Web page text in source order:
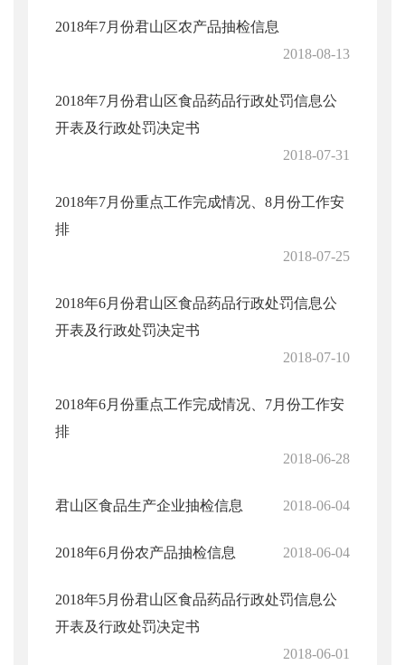
2018年7月份君山区农产品抽检信息
2018-08-13
2018年7月份君山区食品药品行政处罚信息公
开表及行政处罚决定书
2018-07-31
2018年7月份重点工作完成情况、8月份工作安
排
2018-07-25
2018年6月份君山区食品药品行政处罚信息公
开表及行政处罚决定书
2018-07-10
2018年6月份重点工作完成情况、7月份工作安
排
2018-06-28
君山区食品生产企业抽检信息 2018-06-04
2018年6月份农产品抽检信息 2018-06-04
2018年5月份君山区食品药品行政处罚信息公
开表及行政处罚决定书
2018-06-01